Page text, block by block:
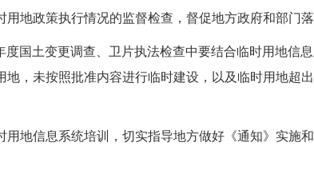
地政策执行情况的监督检查，督促地方政府和部门
土变更调查、卫片执法检查中要结合临时用地信
，未按照批准内容进行临时建设，以及临时用地超
信息系统培训，切实指导地方做好《通知》实施和